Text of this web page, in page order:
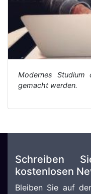
Modernes
gemacht werden.
Schreiben
kostenlosen
Bleiben Sie auf